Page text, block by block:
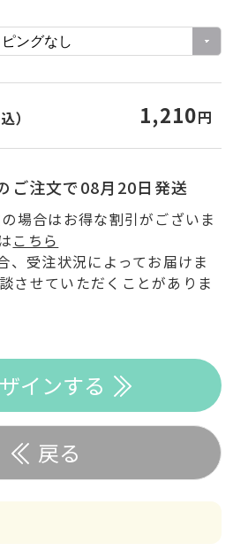
） 1,210円
ご注文で08月20日発送
場合はお得な割引がございま
こちら
、受注状況によってお届けま
させていただくことがありま
戻る
インする